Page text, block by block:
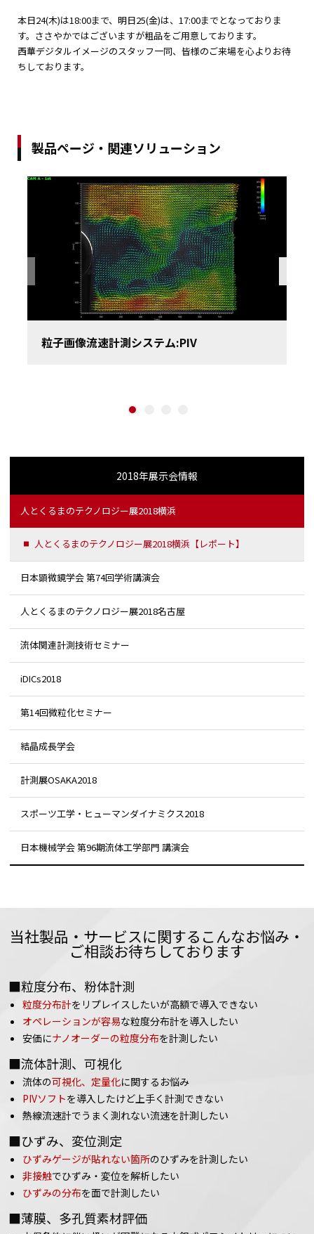
本日24(木)は18:00まで、明日25(金)は、17:00までとなっておりま
す。ささやかではございますが粗品をご用意しております。
西華デジタルイメージのスタッフ一同、皆様のご来場を心よりお待
ちしております。
製品ページ・関連ソリューション
Previous
粒子画像流速計測システム:PIV
2018年展示会情報
人とくるまのテクノロジー展2018横浜
人とくるまのテクノロジー展2018横浜【レポート】
日本顕微鏡学会 第74回学術講演会
人とくるまのテクノロジー展2018名古屋
流体関連計測技術セミナー
iDICs2018
第14回微粒化セミナー
結晶成長学会
計測展OSAKA2018
スポーツ工学・ヒューマンダイナミクス2018
日本機械学会 第96期流体工学部門 講演会
当社製品・サービスに関するこんなお悩み・
ご相談お待ちしております
■粒度分布、粉体計測
粒度分布計をリプレイスしたいが高額で導入できない
オペレーションが容易な粒度分布計を導入したい
安価にナノオーダーの粒度分布を計測したい
■流体計測、可視化
流体の可視化、定量化に関するお悩み
PIVソフトを導入したけど上手く計測できない
熱線流速計でうまく測れない流速を計測したい
■ひずみ、変位測定
ひずみゲージが貼れない箇所のひずみを計測したい
非接触でひずみ・変位を解析したい
ひずみの分布を面で計測したい
■薄膜、多孔質素材評価